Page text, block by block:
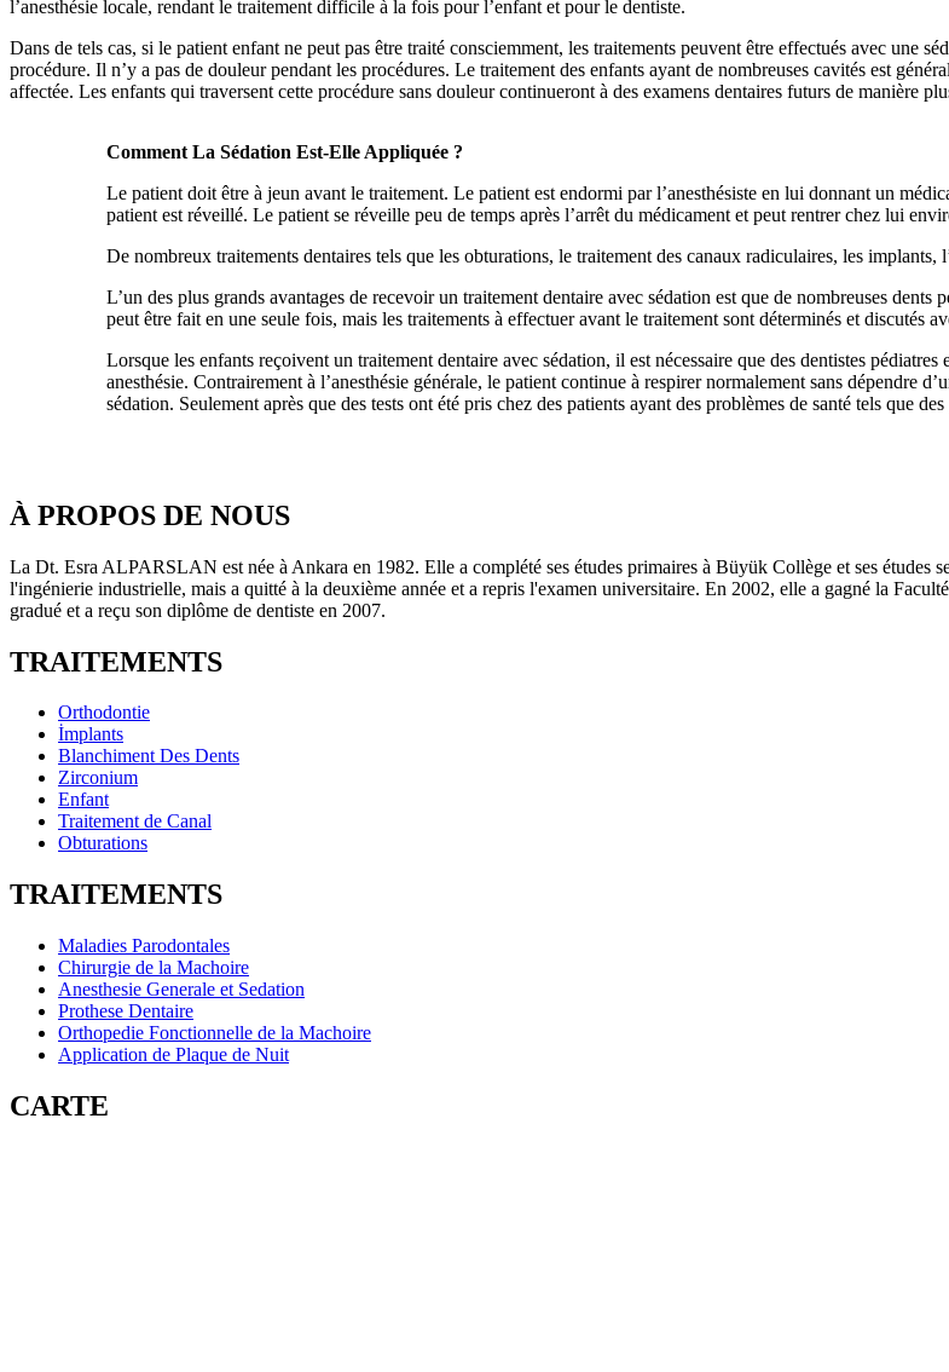
l’anesthésie locale, rendant le traitement difficile à la fois pour l’enfant et pour le dentiste.
Dans de tels cas, si le patient enfant ne peut pas être traité consciemment, les traitements peuvent être effectués avec une
procédure. Il n’y a pas de douleur pendant les procédures. Le traitement des enfants ayant de nombreuses cavités est
affectée. Les enfants qui traversent cette procédure sans douleur continueront à des examens dentaires futurs de manière
Comment La Sédation Est-Elle Appliquée ?
Le patient doit être à jeun avant le traitement. Le patient est endormi par l’anesthésiste en lui donnant un
patient est réveillé. Le patient se réveille peu de temps après l’arrêt du médicament et peut rentrer chez lui
De nombreux traitements dentaires tels que les obturations, le traitement des canaux radiculaires, les
L’un des plus grands avantages de recevoir un traitement dentaire avec sédation est que de nombreuses
peut être fait en une seule fois, mais les traitements à effectuer avant le traitement sont déterminés et discutés
Lorsque les enfants reçoivent un traitement dentaire avec sédation, il est nécessaire que des dentistes
anesthésie. Contrairement à l’anesthésie générale, le patient continue à respirer normalement sans dépendre
sédation. Seulement après que des tests ont été pris chez des patients ayant des problèmes de santé tels que
À PROPOS DE NOUS
La Dt. Esra ALPARSLAN est née à Ankara en 1982. Elle a complété ses études primaires à Büyük Collège et ses études
l'ingénierie industrielle, mais a quitté à la deuxième année et a repris l'examen universitaire. En 2002, elle a gagné la
gradué et a reçu son diplôme de dentiste en 2007.
TRAITEMENTS
Orthodontie
İmplants
Blanchiment Des Dents
Zirconium
Enfant
Traitement de Canal
Obturations
TRAITEMENTS
Maladies Parodontales
Chirurgie de la Machoire
Anesthesie Generale et Sedation
Prothese Dentaire
Orthopedie Fonctionnelle de la Machoire
Application de Plaque de Nuit
CARTE